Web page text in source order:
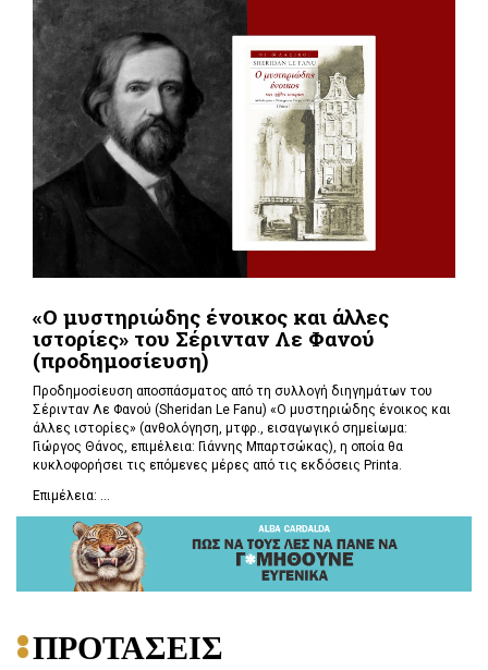
«Ο μυστηριώδης ένοικος και άλλες
ιστορίες» του Σέρινταν Λε Φανού
(προδημοσίευση)
Προδημοσίευση αποσπάσματος από τη συλλογή διηγημάτων του
Σέρινταν Λε Φανού (Sheridan Le Fanu) «Ο μυστηριώδης ένοικος και
άλλες ιστορίες» (ανθολόγηση, μτφρ., εισαγωγικό σημείωμα:
Γιώργος Θάνος, επιμέλεια: Γιάννης Μπαρτσώκας), η οποία θα
κυκλοφορήσει τις επόμενες μέρες από τις εκδόσεις Printa.
Επιμέλεια: ...
ΠΡΟΤΑΣΕΙΣ